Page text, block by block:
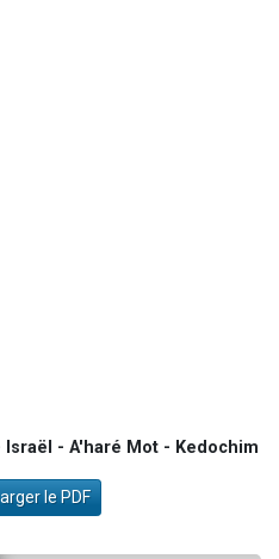
Israël - A'haré Mot - Kedochim
le PDF